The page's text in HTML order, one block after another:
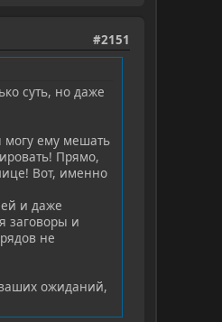
#2151
суть, но даже
могу ему мешать
Прямо,
Вот, именно
и даже
заговоры и
не
ожиданий,